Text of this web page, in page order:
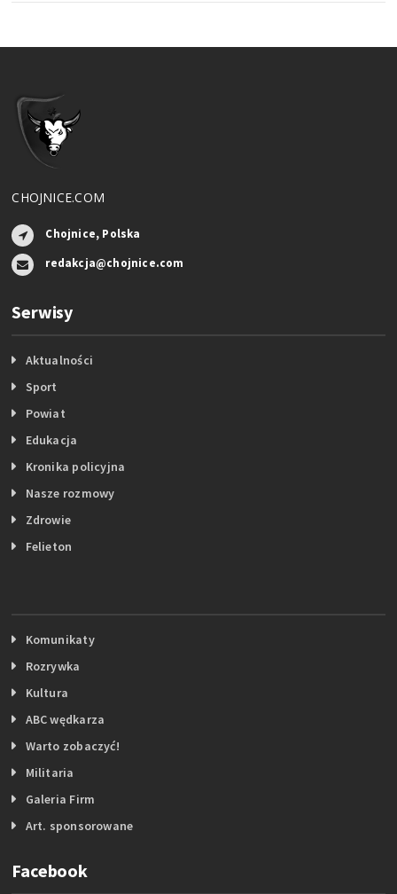
CHOJNICE.COM
Chojnice, Polska
redakcja@chojnice.com
Serwisy
Aktualności
Sport
Powiat
Edukacja
Kronika policyjna
Nasze rozmowy
Zdrowie
Felieton
Komunikaty
Rozrywka
Kultura
ABC wędkarza
Warto zobaczyć!
Militaria
Galeria Firm
Art. sponsorowane
Facebook